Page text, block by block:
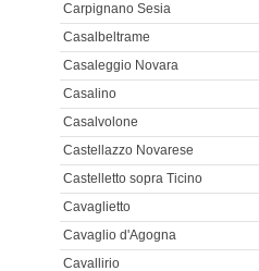
Carpignano Sesia
Casalbeltrame
Casaleggio Novara
Casalino
Casalvolone
Castellazzo Novarese
Castelletto sopra Ticino
Cavaglietto
Cavaglio d'Agogna
Cavallirio